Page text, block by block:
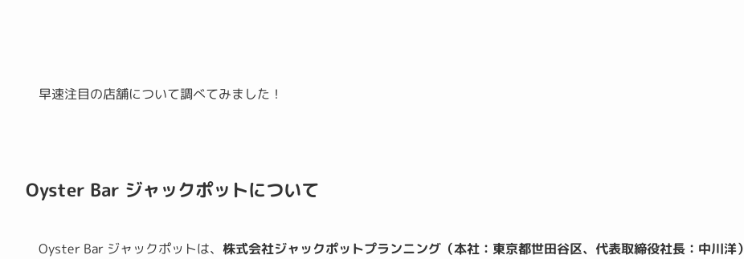
早速注目の店舗について調べてみました！
Oyster Bar ジャックポットについて
Oyster Bar ジャックポットは、株式会社ジャックポットプランニング（本社：東京都世田谷区、代表取締役社長：中川洋）